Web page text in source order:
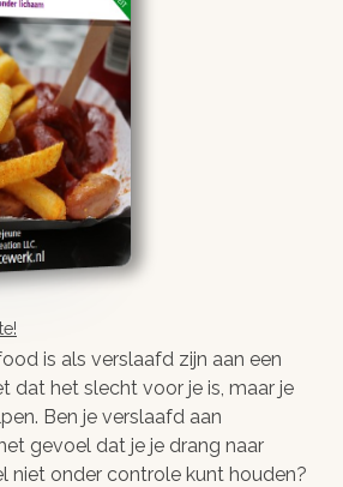
is als verslaafd zijn aan een
dat het slecht voor je is, maar je
Ben je verslaafd aan
gevoel dat je je drang naar
niet onder controle kunt houden?